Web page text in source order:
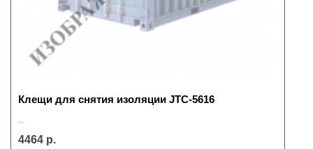
Клещи для снятия изоляции JTC-5616
4464 р.